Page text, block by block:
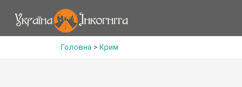
Головна > Крим